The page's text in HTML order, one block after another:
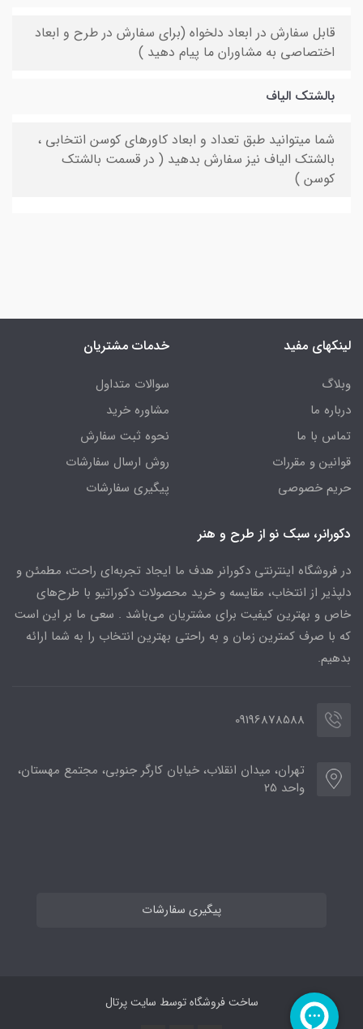
قابل سفارش در ابعاد دلخواه (برای سفارش در طرح و ابعاد
اختصاصی به مشاوران ما پیام دهید )
بالشتک الیاف
شما میتوانید طبق تعداد و ابعاد کاورهای کوسن انتخابی ،
بالشتک الیاف نیز سفارش بدهید ( در قسمت بالشتک
کوسن )
لینکهای مفید
وبلاگ
درباره ما
تماس با ما
قوانین و مقررات
حریم خصوصی
خدمات مشتریان
سوالات متداول
مشاوره خرید
نحوه ثبت سفارش
روش ارسال سفارشات
پیگیری سفارشات
دکورانر، سبک نو از طرح و هنر
در فروشگاه اینترنتی دکورانر هدف ما ایجاد تجربه‌ای راحت، مطمئن و
دلپذیر از انتخاب، مقایسه و خرید محصولات دکوراتیو با طرح‌های
خاص و بهترین کیفیت برای مشتریان می‌باشد . سعی ما بر این است
که با صرف کمترین زمان و به راحتی بهترین انتخاب را به شما ارائه
بدهیم.
09196878588
تهران، میدان انقلاب، خیابان کارگر جنوبی، مجتمع مهستان،
واحد 25
پیگیری سفارشات
ساخت فروشگاه توسط سایت پرتال